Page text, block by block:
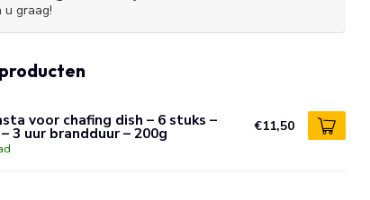
u graag!
voor chafing dish – 6 stuks –
3 uur brandduur – 200g €11,50